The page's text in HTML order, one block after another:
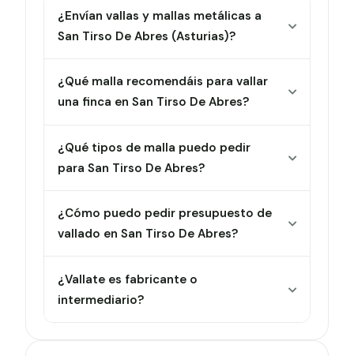
¿Envían vallas y mallas metálicas a
San Tirso De Abres (Asturias)?
¿Qué malla recomendáis para vallar
una finca en San Tirso De Abres?
¿Qué tipos de malla puedo pedir
para San Tirso De Abres?
¿Cómo puedo pedir presupuesto de
vallado en San Tirso De Abres?
¿Vallate es fabricante o
intermediario?